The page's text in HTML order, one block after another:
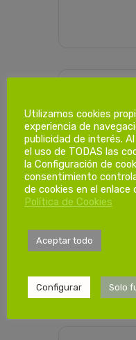
Utilizamos cookies
experiencia de
publicidad de interés.
el uso de TODAS las
la Configuración de
consentimiento
de cookies en el enlace
Política de Cookies
Aceptar todo
Configurar Solo